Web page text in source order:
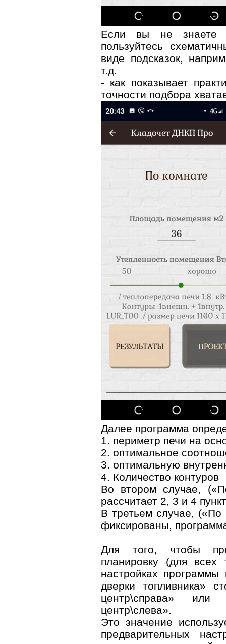
Если вы не знаете
пользуйтесь
виде подсказок,
т.д.
- как показывает
точности подбора
Далее программа
1. периметр печи на
2. оптимальное
3. оптимальную
4. Количество контуров
Во втором случае,
рассчитает 2, 3 и 4
В третьем случае, («По
фиксированы,
Для того, чтобы
планировку (для всех
настройках
дверки топливника»
центр\справа» или
центр\слева».
Это значение
предварительных